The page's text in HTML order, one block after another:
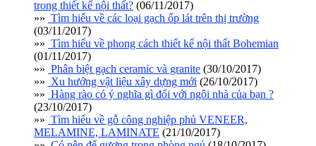
trong thiết kế nội thất? (06/11/2017)
»» Tìm hiểu về các loại gạch ốp lát trên thị trường
(03/11/2017)
»» Tìm hiểu về phong cách thiết kế nội thất Bohemian
(01/11/2017)
»» Phân biệt gạch ceramic và granite (30/10/2017)
»» Xu hướng vật liệu xây dựng mới (26/10/2017)
»» Hàng rào có ý nghĩa gì đối với ngôi nhà của bạn ?
(23/10/2017)
»» Tìm hiểu về gỗ công nghiệp phủ VENEER,
MELAMINE, LAMINATE (21/10/2017)